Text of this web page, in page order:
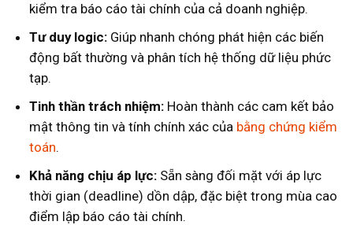
kiểm tra báo cáo tài chính của cả doanh nghiệp.
Tư duy logic:Giúp nhanh chóng phát hiện các biến
động bất thường và phân tích hệ thống dữ liệu phức
tạp.
Tinh thần trách nhiệm:Hoàn thành các cam kết bảo
mật thông tin và tính chính xác của bằng chứng kiểm
toán.
Khả năng chịu áp lực:Sẵn sàng đối mặt với áp lực
thời gian (deadline) dồn dập, đặc biệt trong mùa cao
điểm lập báo cáo tài chính.